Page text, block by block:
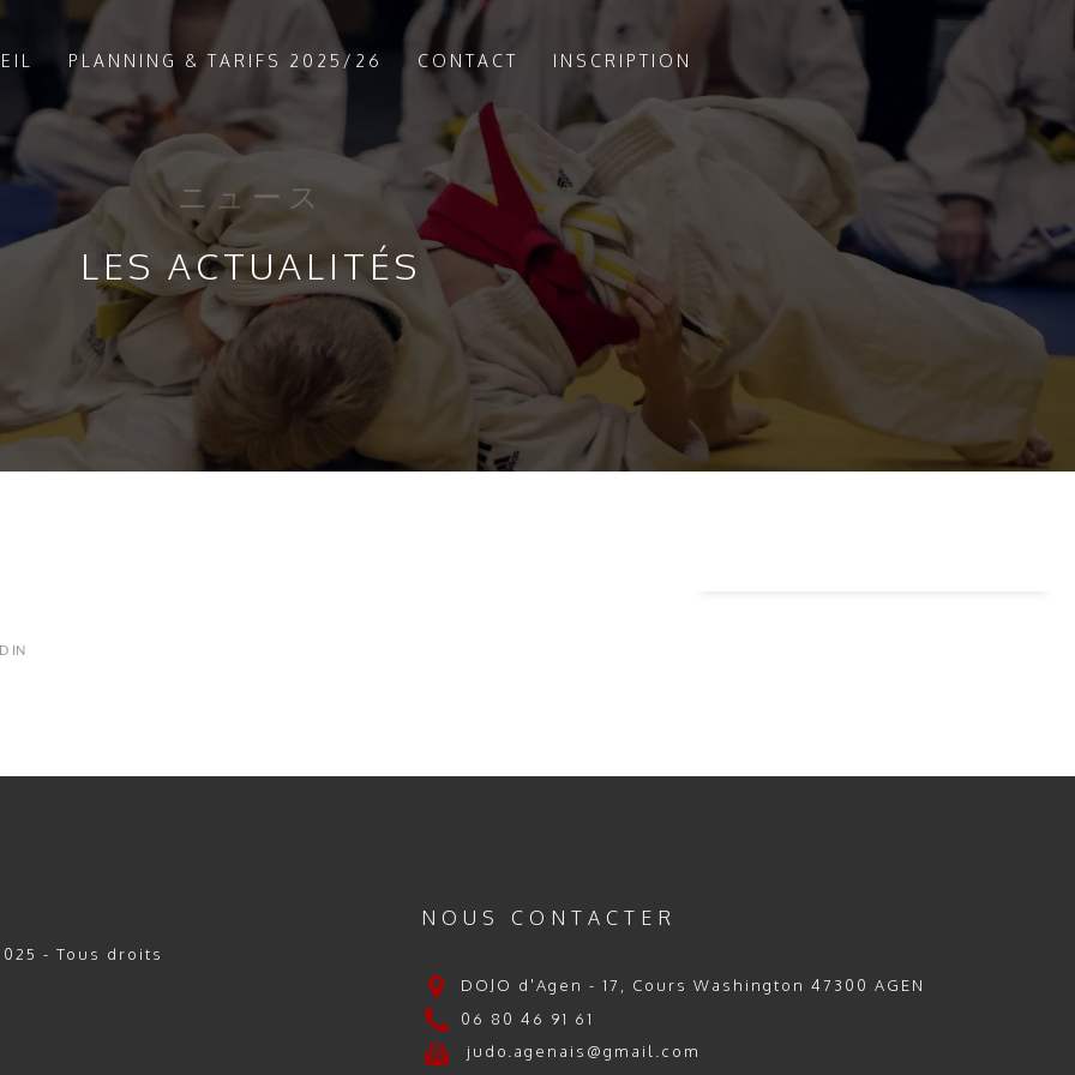
PLANNING & TARIFS 2025/26 CONTACT INSCRIPTION
ニュース
LES ACTUALITÉS
IN
- Tous droits
NOUS CONTACTER
DOJO d'Agen - 17, Cours Washington 47300 AGEN
06 80 46 91 61
judo.agenais@gmail.com